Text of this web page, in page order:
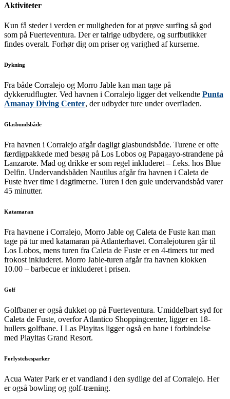
Aktiviteter
Kun få steder i verden er muligheden for at prøve surfing så god
som på Fuerteventura. Der er talrige udbydere, og surfbutikker
findes overalt. Forhør dig om priser og varighed af kurserne.
Dykning
Fra både Corralejo og Morro Jable kan man tage på
dykkerudflugter. Ved havnen i Corralejo ligger det velkendte Punta
Amanay Diving Center, der udbyder ture under overfladen.
Glasbundsbåde
Fra havnen i Corralejo afgår dagligt glasbundsbåde. Turene er ofte
færdigpakkede med besøg på Los Lobos og Papagayo-strandene på
Lanzarote. Mad og drikke er som regel inkluderet – f.eks. hos Blue
Delfin. Undervandsbåden Nautilus afgår fra havnen i Caleta de
Fuste hver time i dagtimerne. Turen i den gule undervandsbåd varer
45 minutter.
Katamaran
Fra havnene i Corralejo, Morro Jable og Caleta de Fuste kan man
tage på tur med katamaran på Atlanterhavet. Corralejoturen går til
Los Lobos, mens turen fra Caleta de Fuste er en 4-timers tur med
frokost inkluderet. Morro Jable-turen afgår fra havnen klokken
10.00 – barbecue er inkluderet i prisen.
Golf
Golfbaner er også dukket op på Fuerteventura. Umiddelbart syd for
Caleta de Fuste, overfor Atlantico Shoppingcenter, ligger en 18-
hullers golfbane. I Las Playitas ligger også en bane i forbindelse
med Playitas Grand Resort.
Forlystelsesparker
Acua Water Park er et vandland i den sydlige del af Corralejo. Her
er også bowling og golf-træning.